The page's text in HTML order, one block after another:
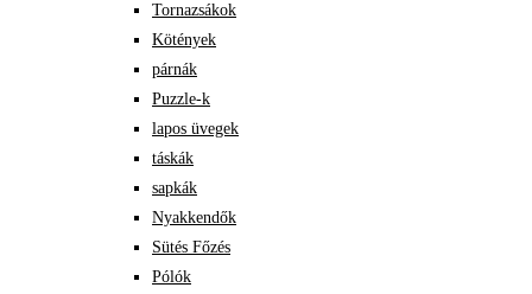
Tornazsákok
Kötények
párnák
Puzzle-k
lapos üvegek
táskák
sapkák
Nyakkendők
Sütés Főzés
Pólók